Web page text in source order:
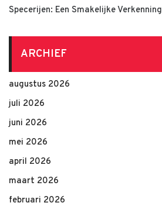
Specerijen: Een Smakelijke Verkenning
ARCHIEF
augustus 2026
juli 2026
juni 2026
mei 2026
april 2026
maart 2026
februari 2026